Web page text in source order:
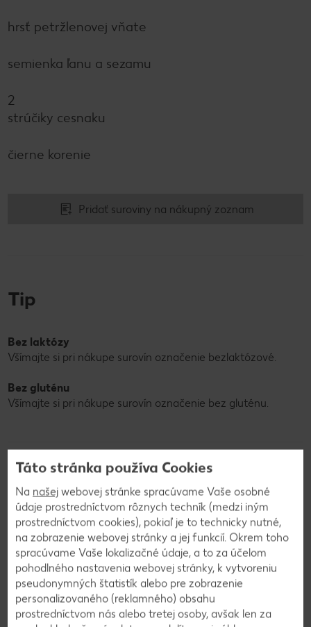
hrsť petržlenovej vňate
semienka ľanu a sezamu
2
strúčiky cesnaku
čierne korenie
Pridať suroviny na nákupný zoznam
Tip
Bez laktózy
Všímajte si pri nákupe surovín označenie bezlaktózové.
Bez gluténu
Všímajte si pri nákupe surovín označenie bez gluténu.
Postup
1
Do veľkej nádoby nastrúhame umyté,
neošúpané, ale vydlabané hokkaido. Pridáme
cesnak, kurkumu, čierne korenie, sezam, ľan a
lyžicu olivového oleja. Zmes odložíme do chladu.
Táto stránka používa Cookies
Na našej webovej stránke spracúvame Vaše osobné
údaje prostredníctvom rôznych techník (medzi iným
prostredníctvom cookies), pokiaľ je to technicky nutné,
na zobrazenie webovej stránky a jej funkcií. Okrem toho
spracúvame Vaše lokalizačné údaje, a to za účelom
pohodlného nastavenia webovej stránky, k vytvoreniu
pseudonymných štatistík alebo pre zobrazenie
personalizovaného (reklamného) obsahu
prostredníctvom nás alebo tretej osoby, avšak len za